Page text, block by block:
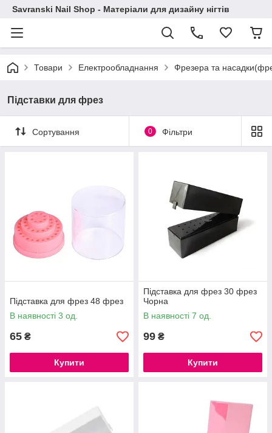
Savranski Nail Shop - Матеріали для дизайну нігтів
Товари Електрообладнання Фрезера та
Підставки для фрез
Сортування 0 Фільтри
Підставка для фрез 48 фрез
В наявності 3 од.
65 ₴
Купити
Підставка для фрез 30 фрез
Чорна
В наявності 7 од.
99 ₴
Купити